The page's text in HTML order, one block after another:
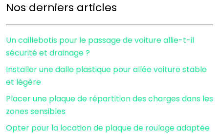
Nos derniers articles
Un caillebotis pour le passage de voiture allie-t-il
sécurité et drainage ?
Installer une dalle plastique pour allée voiture stable
et légère
Placer une plaque de répartition des charges dans les
zones sensibles
Opter pour la location de plaque de roulage adaptée